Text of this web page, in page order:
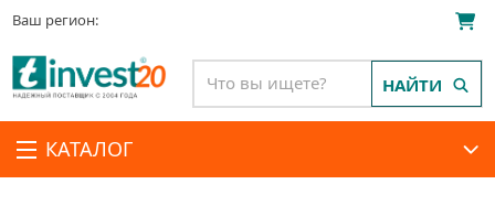
Ваш регион:
КАТАЛОГ
НАЙТИ